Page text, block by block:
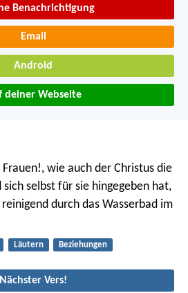
Benachrichtigung
Email
Android
deiner Webseite
wie auch der Christus die
selbst für sie hingegeben hat,
reinigend durch das Wasserbad im
Läutern Beziehungen
Nächster Vers!